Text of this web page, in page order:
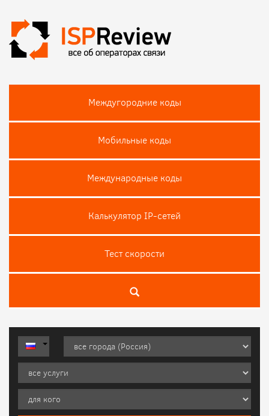
Междугородние коды
Мобильные коды
Международные коды
Калькулятор IP-сетей
Тест скороcти